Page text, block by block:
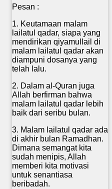
Pesan :
1. Keutamaan malam
lailatul qadar, siapa yang
mendirikan qiyamullail di
malam lailatul qadar akan
diampuni dosanya yang
telah lalu.
2. Dalam al-Quran juga
Allah berfirman bahwa
malam lailatul qadar lebih
baik dari seribu bulan.
3. Malam lailatul qadar ada
di akhir bulan Ramadhan.
Dimana semangat kita
sudah menipis, Allah
memberi kita motivasi
untuk senantiasa
beribadah.